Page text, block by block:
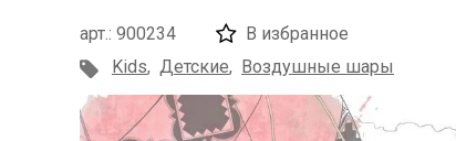
арт.: 900234
В избранное
Kids, Детские, Воздушные шары